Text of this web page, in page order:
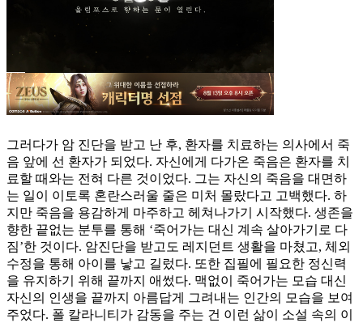
그러다가 암 진단을 받고 난 후, 환자를 치료하는 의사에서 죽
음 앞에 선 환자가 되었다. 자신에게 다가온 죽음은 환자를 치
료할 때와는 전혀 다른 것이었다. 그는 자신의 죽음을 대면하
는 일이 이토록 혼란스러울 줄은 미처 몰랐다고 고백했다. 하
지만 죽음을 용감하게 마주하고 헤쳐나가기 시작했다. 생존을
향한 끝없는 분투를 통해 ‘죽어가는 대신 계속 살아가기로 다
짐’한 것이다. 암진단을 받고도 레지던트 생활을 마쳤고, 체외
수정을 통해 아이를 낳고 길렀다. 또한 집필에 필요한 정신력
을 유지하기 위해 끝까지 애썼다. 맥없이 죽어가는 모습 대신
자신의 인생을 끝까지 아름답게 그려내는 인간의 모습을 보여
주었다. 폴 칼라니티가 감동을 주는 건 이런 삶이 소설 속의 이